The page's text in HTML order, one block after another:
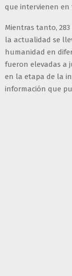
que intervienen en
Mientras tanto,
la actualidad se
humanidad en
fueron elevadas a
en la etapa de la
información que